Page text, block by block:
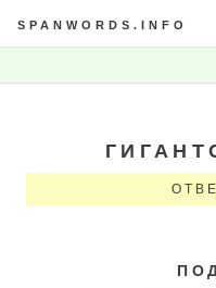
SPANWORDS.INFO